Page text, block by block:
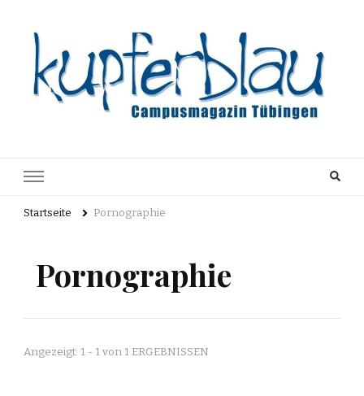
Archiv
Startseite Pornographie
Pornographie
Angezeigt: 1 - 1 von 1 ERGEBNISSEN